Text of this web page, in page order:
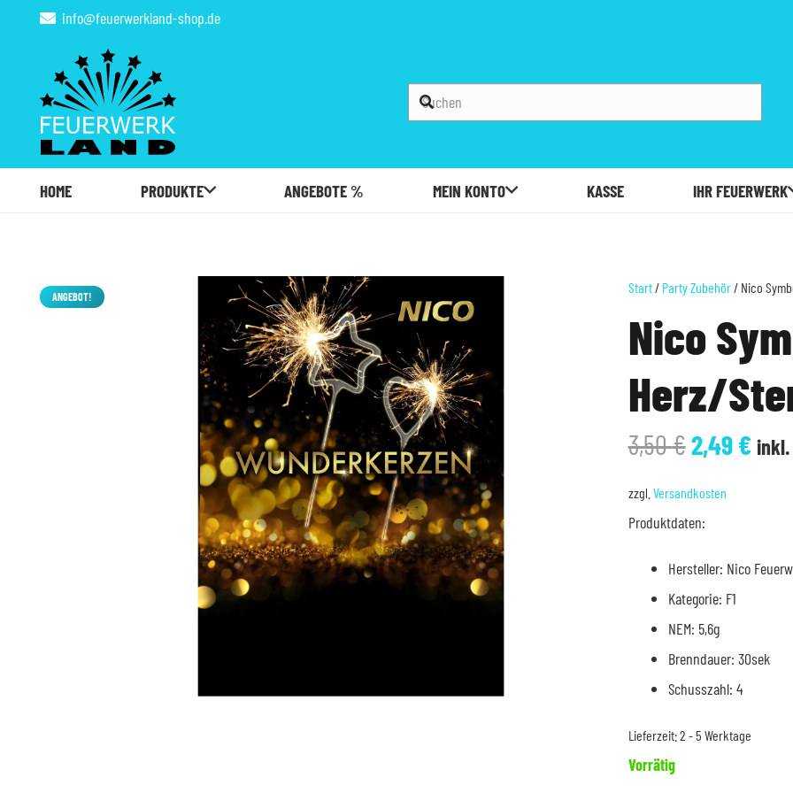
info@feuerwerkland-shop.de
HOME PRODUKTE ANGEBOTE % MEIN KONTO KASSE IHR FEUERWERK
ANGEBOT!
Start/ Party Zubehör/ Nico
Nico
Herz/
3,50€
Preis
war:
3,50 €
2,49€ inkl.
zzgl. Versandkosten
Produktdaten:
Hersteller: Nico
Kategorie: F1
NEM: 5,6g
Brenndauer: 30sek
Schusszahl: 4
Lieferzeit:2 - 5 Werktage
Vorrätig